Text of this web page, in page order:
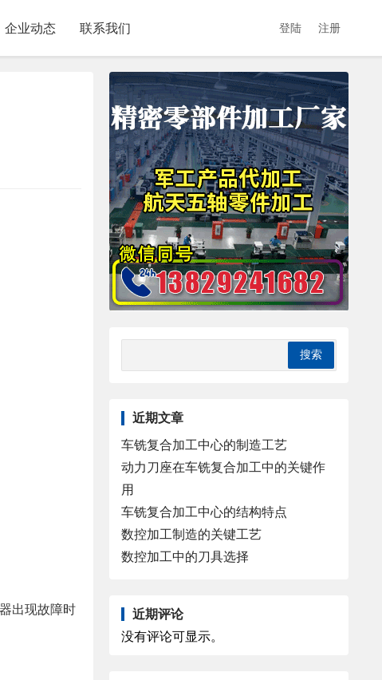
企业动态 联系我们 登陆 注册
出现故障时
近期文章
车铣复合加工中心的制造工艺
动力刀座在车铣复合加工中的关键作
用
车铣复合加工中心的结构特点
数控加工制造的关键工艺
数控加工中的刀具选择
近期评论
没有评论可显示。